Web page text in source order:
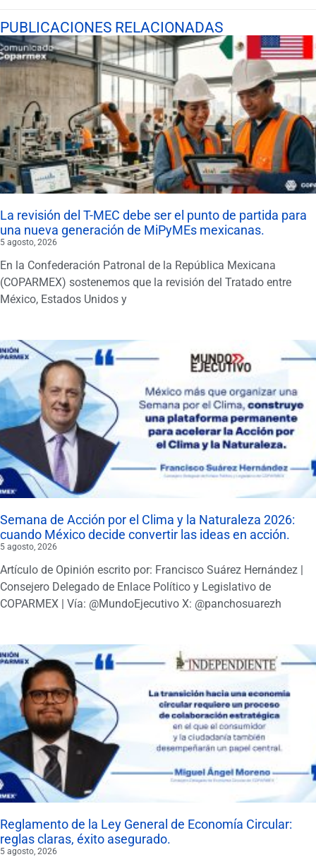
PUBLICACIONES RELACIONADAS
La revisión del T-MEC debe ser el punto de partida para
una nueva generación de MiPyMEs mexicanas.
5 agosto, 2026
En la Confederación Patronal de la República Mexicana
(COPARMEX) sostenemos que la revisión del Tratado entre
México, Estados Unidos y
Semana de Acción por el Clima y la Naturaleza 2026:
cuando México decide convertir las ideas en acción.
5 agosto, 2026
Artículo de Opinión escrito por: Francisco Suárez Hernández |
Consejero Delegado de Enlace Político y Legislativo de
COPARMEX | Vía: @MundoEjecutivo X: @panchosuarezh
Reglamento de la Ley General de Economía Circular:
reglas claras, éxito asegurado.
5 agosto, 2026